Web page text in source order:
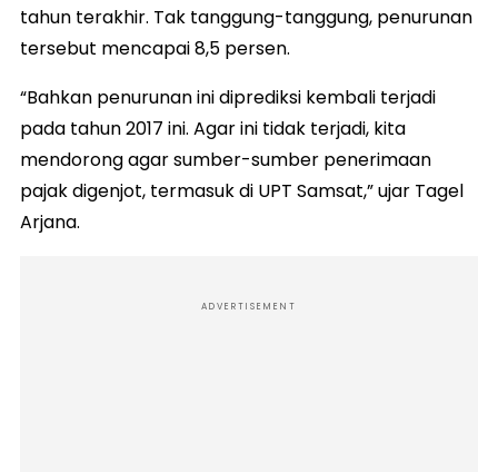
tahun terakhir. Tak tanggung-tanggung, penurunan
tersebut mencapai 8,5 persen.
“Bahkan penurunan ini diprediksi kembali terjadi
pada tahun 2017 ini. Agar ini tidak terjadi, kita
mendorong agar sumber-sumber penerimaan
pajak digenjot, termasuk di UPT Samsat,” ujar Tagel
Arjana.
ADVERTISEMENT